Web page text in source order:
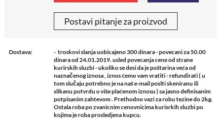
Postavi pitanje za proizvod
Dostava:
- troskovi slanja uobicajeno 300 dinara - povecani za 50.00
dinara od 24.01.2019. usled povecanja cene od strane
kurirskih sluzbi - ukoliko se desi da je poštarina veća od
naznačenog iznosa , iznos ćemo vam vratiti - refundirati ( u
tom slučaju potrebno je na naš e-mail poslti skeniranu ili
slikanu potvrdu o više plaćenom iznosu ) sa jasno definisanim
potpisanim zahtevom . Prethodno vazi za robu tezine do 2kg.
Ostala roba po zvanicnim cenovnicima kurisrkih sluzbi po
kojima je roba prosledjena kupcu.